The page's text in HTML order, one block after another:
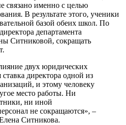
связано именно с целью
В результате этого, ученики
базой обеих школ. По
департамента
Ситниковой, сокращать
двух юридических
директора одной из
и этому человеку
место работы. Ни
ни иной
не сокращаются», –
Ситникова.